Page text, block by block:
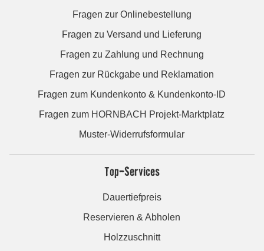
Fragen zur Onlinebestellung
Fragen zu Versand und Lieferung
Fragen zu Zahlung und Rechnung
Fragen zur Rückgabe und Reklamation
Fragen zum Kundenkonto & Kundenkonto-ID
Fragen zum HORNBACH Projekt-Marktplatz
Muster-Widerrufsformular
Top-Services
Dauertiefpreis
Reservieren & Abholen
Holzzuschnitt